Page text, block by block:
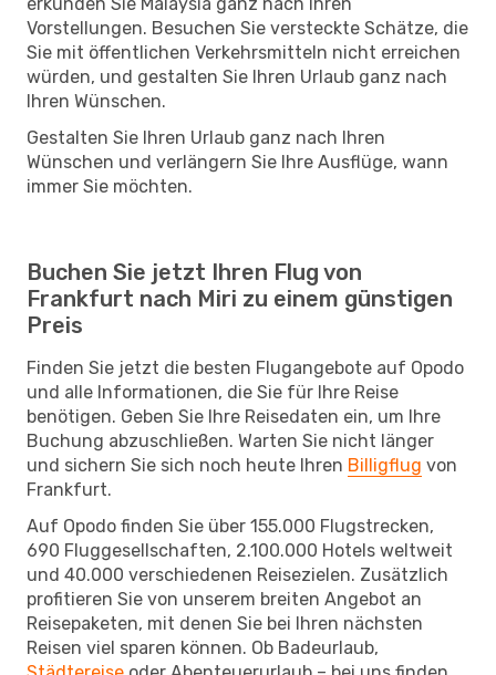
Vorstellungen. Besuchen Sie versteckte Schätze, die
Sie mit öffentlichen Verkehrsmitteln nicht erreichen
würden, und gestalten Sie Ihren Urlaub ganz nach
Ihren Wünschen.
Gestalten Sie Ihren Urlaub ganz nach Ihren
Wünschen und verlängern Sie Ihre Ausflüge, wann
immer Sie möchten.
Buchen Sie jetzt Ihren Flug von
Frankfurt nach Miri zu einem günstigen
Preis
Finden Sie jetzt die besten Flugangebote auf Opodo
und alle Informationen, die Sie für Ihre Reise
benötigen. Geben Sie Ihre Reisedaten ein, um Ihre
Buchung abzuschließen. Warten Sie nicht länger
und sichern Sie sich noch heute Ihren Billigflug von
Frankfurt.
Auf Opodo finden Sie über 155.000 Flugstrecken,
690 Fluggesellschaften, 2.100.000 Hotels weltweit
und 40.000 verschiedenen Reisezielen. Zusätzlich
profitieren Sie von unserem breiten Angebot an
Reisepaketen, mit denen Sie bei Ihren nächsten
Reisen viel sparen können. Ob Badeurlaub,